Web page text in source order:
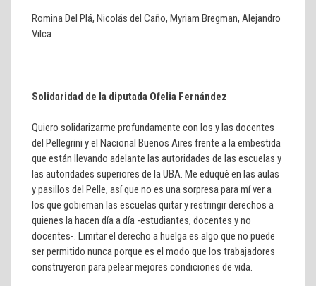
Romina Del Plá, Nicolás del Caño, Myriam Bregman, Alejandro
Vilca
Solidaridad de la diputada Ofelia Fernández
Quiero solidarizarme profundamente con los y las docentes
del Pellegrini y el Nacional Buenos Aires frente a la embestida
que están llevando adelante las autoridades de las escuelas y
las autoridades superiores de la UBA. Me eduqué en las aulas
y pasillos del Pelle, así que no es una sorpresa para mí ver a
los que gobiernan las escuelas quitar y restringir derechos a
quienes la hacen día a día -estudiantes, docentes y no
docentes-. Limitar el derecho a huelga es algo que no puede
ser permitido nunca porque es el modo que los trabajadores
construyeron para pelear mejores condiciones de vida.